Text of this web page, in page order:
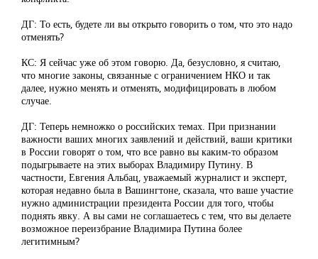
ДГ: То есть, будете ли вы открыто говорить о том, что это надо
отменять?
КС: Я сейчас уже об этом говорю. Да, безусловно, я считаю,
что многие законы, связанные с ограничением НКО и так
далее, нужно менять и отменять, модифицировать в любом
случае.
ДГ: Теперь немножко о российских темах. При признании
важности ваших многих заявлений и действий, ваши критики
в России говорят о том, что все равно вы каким-то образом
подыгрываете на этих выборах Владимиру Путину. В
частности, Евгения Альбац, уважаемый журналист и эксперт,
которая недавно была в Вашингтоне, сказала, что ваше участие
нужно администрации президента России для того, чтобы
поднять явку. А вы сами не соглашаетесь с тем, что вы делаете
возможное переизбрание Владимира Путина более
легитимным?